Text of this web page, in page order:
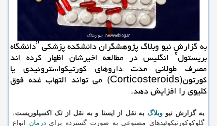
به گزارش نیو وبلاگ پژوهشگران دانشكده پزشكی ˮدانشگاه
بریستولˮ انگلیس در مطالعه اخیرشان اظهار كرده اند
مصرف طولانی مدت داروهای كورتیكواستروئیدی یا
كورتون(Corticosteroids) می تواند التهاب غده فوق
كلیوی را افزایش دهد.
به گزارش نیووبلاگ به نقل از ایسنا و به نقل از تک اکسپلوریست،
گلوکوکورتیکوئیدهای مصنوعی به صورت گسترده برایدرمان انواع